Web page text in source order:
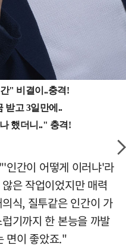
인간이 어떻게 이러냐'라
은 작업이었지만 매력
식, 질투같은 인간이 가
기까지 한 본능을 까발
면이 좋았죠."